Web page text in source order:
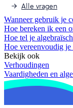
Alle vragen
Wanneer gebruik je
Hoe bereken ik een
Hoe tel je
Hoe vereenvoudig je
Bekijk ook
Verhoudingen
Vaardigheden en